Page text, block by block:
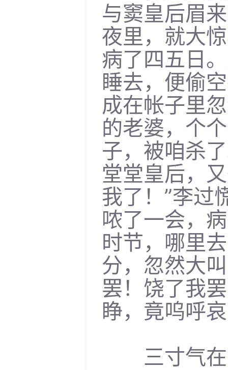
与窦皇后眉
夜里，就大
病了四五日
睡去，便偷
成在帐子里
的老婆，个
子，被咱杀
堂堂皇后，
我了！”李过
哝了一会，
时节，哪里
分，忽然大
罢！饶了我
睁，竟呜呼
三寸气在